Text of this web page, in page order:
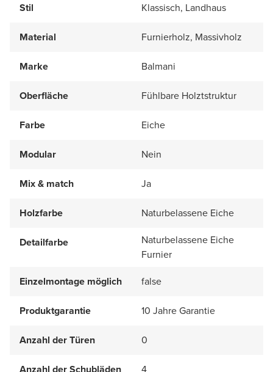
Stil
Klassisch, Landhaus
Material Furnierholz, Massivholz
Marke Balmani
Oberfläche Fühlbare Holztstruktur
Farbe Eiche
Modular Nein
Mix & match Ja
Holzfarbe Naturbelassene Eiche
Detailfarbe
Naturbelassene Eiche
Furnier
Einzelmontage möglich
false
Produktgarantie 10 Jahre Garantie
Anzahl der Türen 0